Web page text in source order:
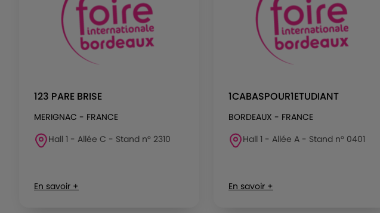
123 PARE BRISE
MERIGNAC - FRANCE
Hall 1 - Allée C - Stand n° 2310
En savoir +
1CABASPOUR1ETUDIANT
BORDEAUX - FRANCE
Hall 1 - Allée A - Stand n° 0401
En savoir +